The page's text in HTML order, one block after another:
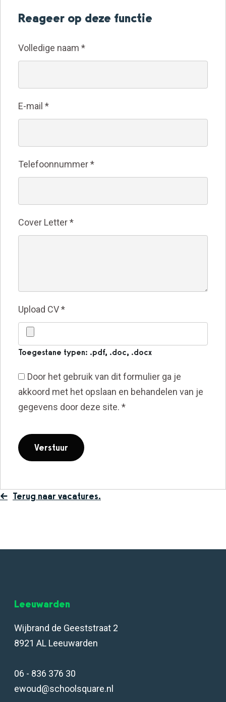
Reageer op deze functie
Volledige naam *
E-mail *
Telefoonnummer*
Cover Letter*
Upload CV*
Toegestane typen: .pdf, .doc, .docx
Door het gebruik van dit formulier ga je
akkoord met het opslaan en behandelen van je
gegevens door deze site. *
Terug naar vacatures.
Leeuwarden
Wijbrand de Geeststraat 2
8921 AL Leeuwarden
06 - 836 376 30
ewoud@schoolsquare.nl